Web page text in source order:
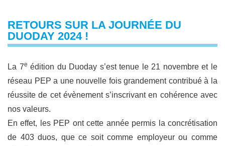
RETOURS SUR LA JOURNÉE DU
DUODAY 2024 !
La 7e édition du Duoday s’est tenue le 21 novembre et le
réseau PEP a une nouvelle fois grandement contribué à la
réussite de cet évènement s’inscrivant en cohérence avec
nos valeurs.
En effet, les PEP ont cette année permis la concrétisation
de 403 duos, que ce soit comme employeur ou comme